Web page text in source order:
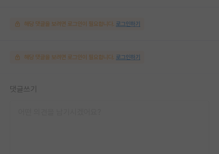
해당 댓글을 보려면 로그인이 필요합니다. 로그인하기
해당 댓글을 보려면 로그인이 필요합니다. 로그인하기
댓글쓰기